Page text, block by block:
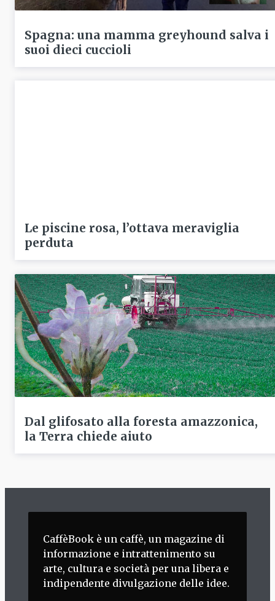
Spagna: una mamma greyhound salva i
suoi dieci cuccioli
Le piscine rosa, l’ottava meraviglia
perduta
Dal glifosato alla foresta amazzonica,
la Terra chiede aiuto
CaffèBook è un caffè, un magazine di
informazione e intrattenimento su
arte, cultura e società per una libera e
indipendente divulgazione delle idee.